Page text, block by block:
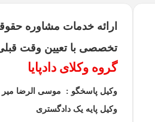
ارائه خدمات مشاوره
تخصصی با تعیین وقت
گروه وکلای دادپایا
وکیل پاسخگو : موسی الرضا میر
وکیل پایه یک دادگستری